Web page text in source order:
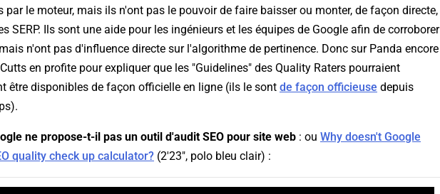
par le moteur, mais ils n'ont pas le pouvoir de faire baisser ou monter, de façon directe,
SERP. Ils sont une aide pour les ingénieurs et les équipes de Google afin de corroborer
n'ont pas d'influence directe sur l'algorithme de pertinence. Donc sur Panda encore
en profite pour expliquer que les "Guidelines" des Quality Raters pourraient
être disponibles de façon officielle en ligne (ils le sont de façon officieuse depuis
ne propose-t-il pas un outil d'audit SEO pour site web : ou Why doesn't Google
quality check up calculator? (2'23", polo bleu clair) :